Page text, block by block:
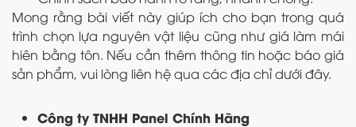
Mong rằng bài viết này giúp ích cho bạn trong quá
trình chọn lựa nguyên vật liệu cũng như giá làm mái
hiên bằng tôn. Nếu cần thêm thông tin hoặc báo giá
sản phẩm, vui lòng liên hệ qua các địa chỉ dưới đây.
Công ty TNHH Panel Chính Hãng